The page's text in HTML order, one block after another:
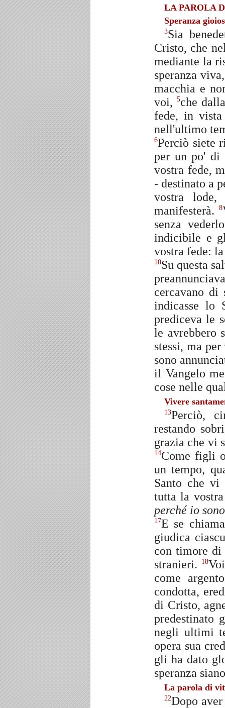
LA PAROLA
Speranza
3Sia
Cristo, che
mediante la
speranza
macchia e
voi,
5che
fede, in vista
nell'ultimo
6Perciò siete
per un po'
vostra fede,
- destinato a
vostra
manifesterà.
8
senza
indicibile e
vostra fede:
10Su questa
cercavano di
indicasse lo
prediceva le
le avrebbero
stessi, ma
sono
il Vangelo
cose nelle
Vivere
13Perciò,
restando
grazia che vi
14Come figli
un tempo,
Santo che vi
tutta la
perché io
17E se
giudica
con timore
stranieri.
18
come
condotta,
di Cristo,
predestinato
negli ultimi
opera sua
gli ha dato
speranza
La parola di
22Dopo